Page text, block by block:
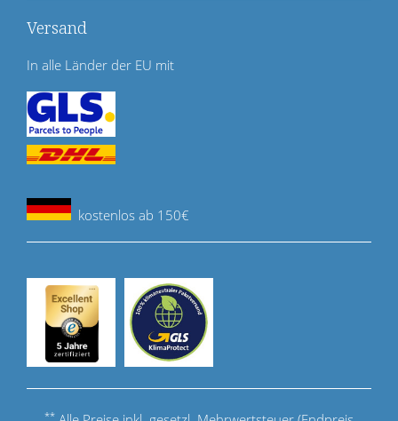
Versand
In alle Länder der EU mit
kostenlos ab 150€
**